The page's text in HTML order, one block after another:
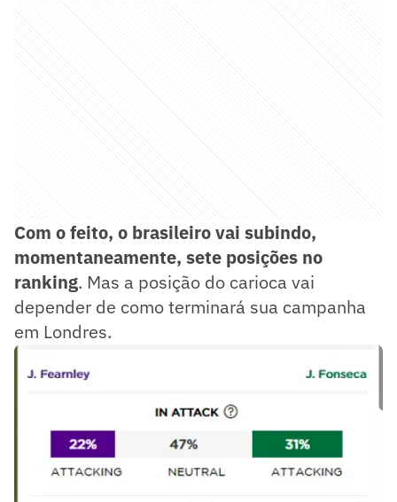
Com o feito, o brasileiro vai subindo,
momentaneamente, sete posições no
ranking. Mas a posição do carioca vai
depender de como terminará sua campanha
em Londres.